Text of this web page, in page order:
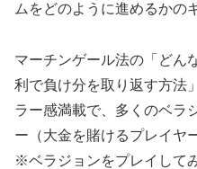
ムをどのように進めるかの
マーチンゲール法の「どん
利で負け分を取り返す方法
ラー感満載で、多くのベラ
ー（大金を賭けるプレイヤ
※ベラジョンをプレイして